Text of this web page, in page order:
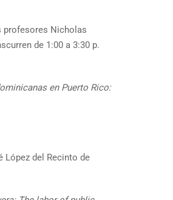
profesores Nicholas
de 1:00 a 3:30 p.
en Puerto Rico:
del Recinto de